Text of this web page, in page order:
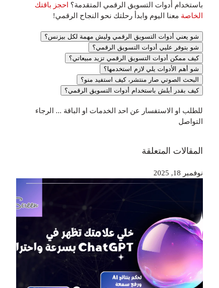
باستخدام أدوات التسويق الرقمي المتقدمة؟ احجز باقتك
الخاصة معنا اليوم وابدأ رحلتك نحو النجاح الرقمي!
شو يعني أدوات التسويق الرقمي وليش مهمة لكل بيزنس؟
شو بتوفر عليي أدوات التسويق الرقمي؟
كيف ممكن أدوات التسويق الرقمي تزيد مبيعاتي؟
شو أهم الأدوات يلي لازم استخدمها؟
البحث الصوتي صار منتشر، كيف استفيد منو؟
كيف بقدر أبلش باستخدام أدوات التسويق الرقمي؟
للطلب او الاستفسار عن احد الخدمات او الباقة ... الرجاء
التواصل
المقالات المتعلقة
نوفمبر 18, 2025